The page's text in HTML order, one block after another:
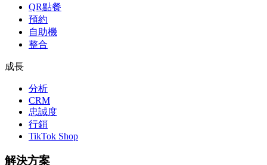
QR點餐
預約
自助機
整合
成長
分析
CRM
忠誠度
行銷
TikTok Shop
解決方案